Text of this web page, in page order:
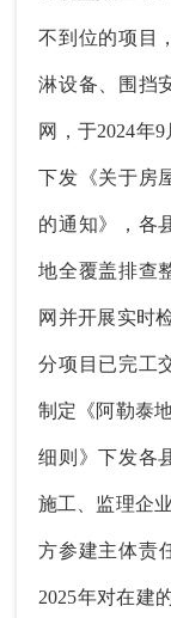
不到位的项目
淋设备、围挡
网，于2024年
下发《关于房
的通知》，各
地全覆盖排查
网并开展实时
分项目已完工
制定《阿勒泰
细则》下发各
施工、监理企
方参建主体责
2025年对在建